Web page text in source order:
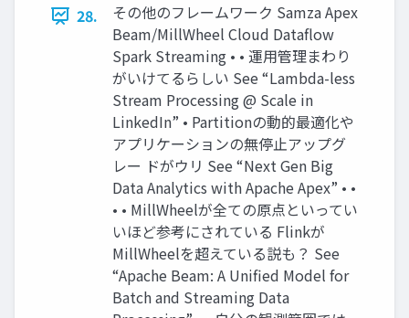
28.
その他のフレームワーク Samza Apex
Beam/MillWheel Cloud Dataflow
Spark Streaming • • 運用管理まわり
がいけてるらしい See “Lambda-less
Stream Processing @ Scale in
LinkedIn” • Partitionの動的最適化や
アプリケーションの無停止アップグ
レー ドがウリ See “Next Gen Big
Data Analytics with Apache Apex” • •
• • MillWheelが全ての原点といってい
いほど参考にされている Flinkが
MillWheelを超えている説も？ See
“Apache Beam: A Unified Model for
Batch and Streaming Data